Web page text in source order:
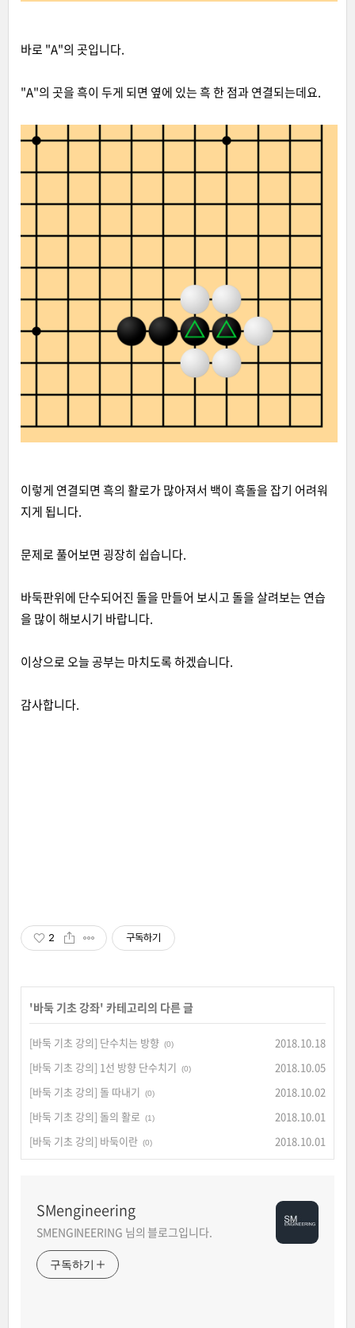
바로 "A"의 곳입니다.
"A"의 곳을 흑이 두게 되면 옆에 있는 흑 한 점과 연결되는데요.
이렇게 연결되면 흑의 활로가 많아져서 백이 흑돌을 잡기 어려워
지게 됩니다.
문제로 풀어보면 굉장히 쉽습니다.
바둑판위에 단수되어진 돌을 만들어 보시고 돌을 살려보는 연습
을 많이 해보시기 바랍니다.
이상으로 오늘 공부는 마치도록 하겠습니다.
감사합니다.
2 구독하기
'바둑 기초 강좌' 카테고리의 다른 글
[바둑 기초 강의] 단수치는 방향 (0)
2018.10.18
[바둑 기초 강의] 1선 방향 단수치기
(0)
2018.10.05
[바둑 기초 강의] 돌 따내기
(0)
2018.10.02
[바둑 기초 강의] 돌의 활로
(1)
2018.10.01
[바둑 기초 강의] 바둑이란 (0) 2018.10.01
SMengineering
SMENGINEERING 님의 블로그입니다.
구독하기